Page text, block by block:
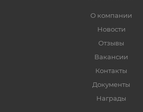
О компании
Новости
Отзывы
Вакансии
Контакты
Документы
Награды